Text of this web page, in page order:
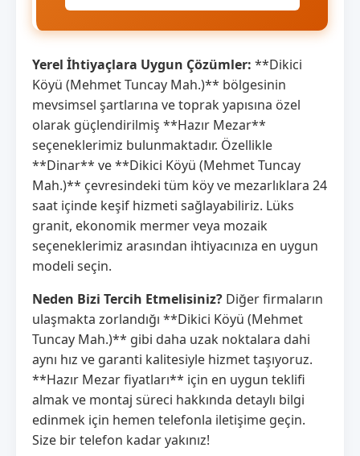
Yerel İhtiyaçlara Uygun Çözümler: **Dikici
Köyü (Mehmet Tuncay Mah.)** bölgesinin
mevsimsel şartlarına ve toprak yapısına özel
olarak güçlendirilmiş **Hazır Mezar**
seçeneklerimiz bulunmaktadır. Özellikle
**Dinar** ve **Dikici Köyü (Mehmet Tuncay
Mah.)** çevresindeki tüm köy ve mezarlıklara 24
saat içinde keşif hizmeti sağlayabiliriz. Lüks
granit, ekonomik mermer veya mozaik
seçeneklerimiz arasından ihtiyacınıza en uygun
modeli seçin.
Neden Bizi Tercih Etmelisiniz? Diğer firmaların
ulaşmakta zorlandığı **Dikici Köyü (Mehmet
Tuncay Mah.)** gibi daha uzak noktalara dahi
aynı hız ve garanti kalitesiyle hizmet taşıyoruz.
**Hazır Mezar fiyatları** için en uygun teklifi
almak ve montaj süreci hakkında detaylı bilgi
edinmek için hemen telefonla iletişime geçin.
Size bir telefon kadar yakınız!